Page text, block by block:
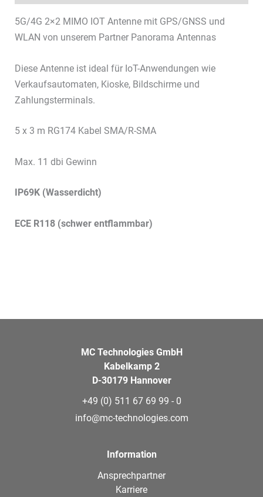
5G/4G 2×2 MIMO IOT Antenne mit GPS/GNSS und
WLAN von unserem Partner Panorama Antennas
Diese Antenne ist ideal für IoT-Anwendungen wie
Verkaufsautomaten, Kioske, Bildschirme und
Zahlungsterminals.
5 x 3 m RG174 Kabel SMA/R-SMA
Max. 11 dbi Gewinn
IP69K (Wasserdicht)
ECE R118 (schwer entflammbar)
MC Technologies GmbH
Kabelkamp 2
D-30179 Hannover
+49 (0) 511 67 69 99 - 0
info@mc-technologies.com
Information
Ansprechpartner
Karriere